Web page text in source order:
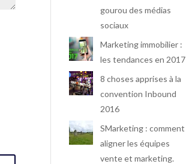
gourou des médias
sociaux
Marketing immobilier :
les tendances en 2017
8 choses apprises à la
convention Inbound
2016
SMarketing : comment
aligner les équipes
vente et marketing.